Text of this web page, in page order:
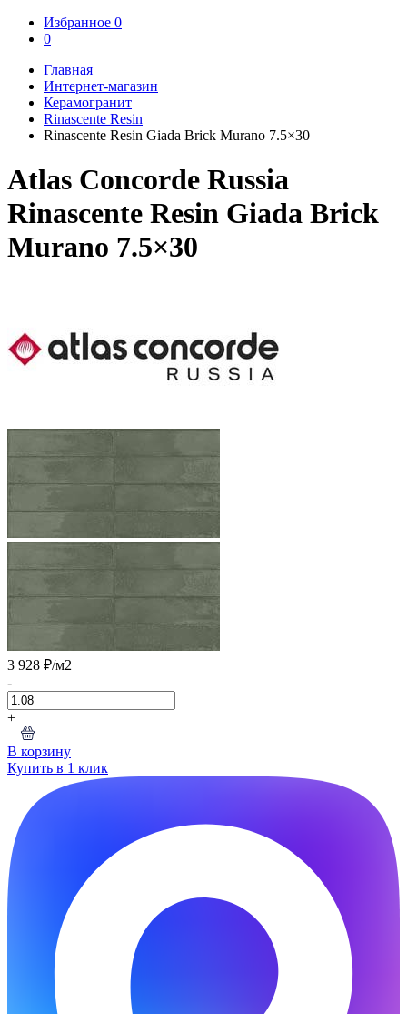
Избранное 0
0
Главная
Интернет-магазин
Керамогранит
Rinascente Resin
Rinascente Resin Giada Brick Murano 7.5×30
Atlas Concorde Russia
Rinascente Resin Giada Brick
Murano 7.5×30
3 928 ₽/м2
-
+
В корзину
Купить в 1 клик